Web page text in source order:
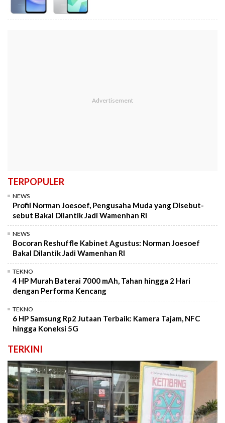
TERPOPULER
NEWS
Profil Norman Joesoef, Pengusaha Muda yang Disebut-
sebut Bakal Dilantik Jadi Wamenhan RI
NEWS
Bocoran Reshuffle Kabinet Agustus: Norman Joesoef
Bakal Dilantik Jadi Wamenhan RI
TEKNO
4 HP Murah Baterai 7000 mAh, Tahan hingga 2 Hari
dengan Performa Kencang
TEKNO
6 HP Samsung Rp2 Jutaan Terbaik: Kamera Tajam, NFC
hingga Koneksi 5G
TERKINI